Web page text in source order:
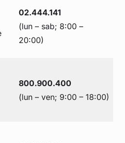
02.444.141
(lun – sab; 8:00 –
20:00)
800.900.400
(lun – ven; 9:00 – 18:00)